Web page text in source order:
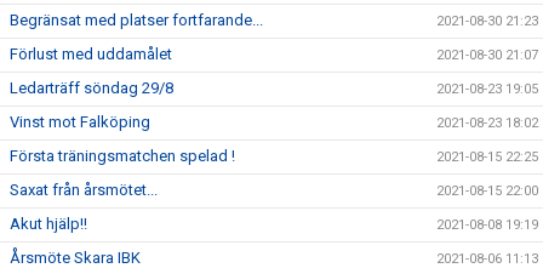
Begränsat med platser fortfarande... 2021-08-30 21:23
Förlust med uddamålet 2021-08-30 21:07
Ledarträff söndag 29/8 2021-08-23 19:05
Vinst mot Falköping 2021-08-23 18:02
Första träningsmatchen spelad ! 2021-08-15 22:25
Saxat från årsmötet... 2021-08-15 22:00
Akut hjälp!! 2021-08-08 19:19
Årsmöte Skara IBK 2021-08-06 11:13